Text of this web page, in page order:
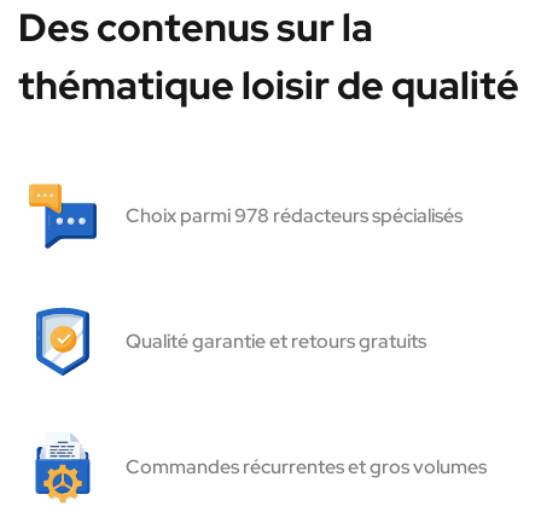
Des contenus sur la
thématique loisir de qualité
Choix parmi 978 rédacteurs spécialisés
Qualité garantie et retours gratuits
Commandes récurrentes et gros volumes